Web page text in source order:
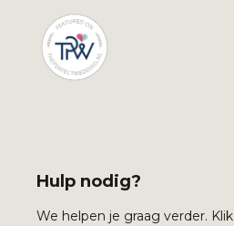
Hulp nodig?
We helpen je graag verder. Klik